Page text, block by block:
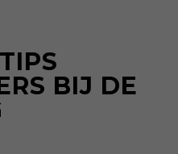
BIJ DE